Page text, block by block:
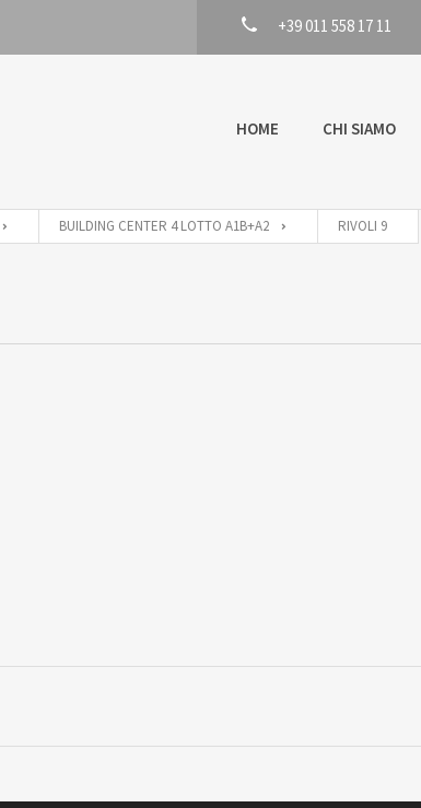
+39 011 558 17 11
HOME CHI SIAMO
BUILDING CENTER 4 LOTTO A1B+A2 RIVOLI 9